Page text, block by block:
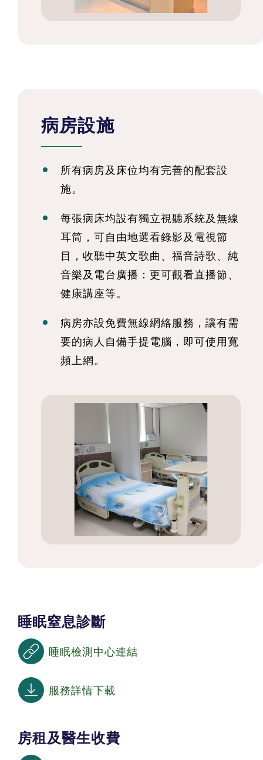
病房設施
所有病房及床位均有完善的配套設
施。
每張病床均設有獨立視聽系統及無線
耳筒，可自由地選看錄影及電視節
目，收聽中英文歌曲、福音詩歌、純
音樂及電台廣播：更可觀看直播節、
健康講座等。
病房亦設免費無線網絡服務，讓有需
要的病人自備手提電腦，即可使用寬
頻上網。
睡眠窒息診斷
睡眠檢測中心連結
服務詳情下載
房租及醫生收費